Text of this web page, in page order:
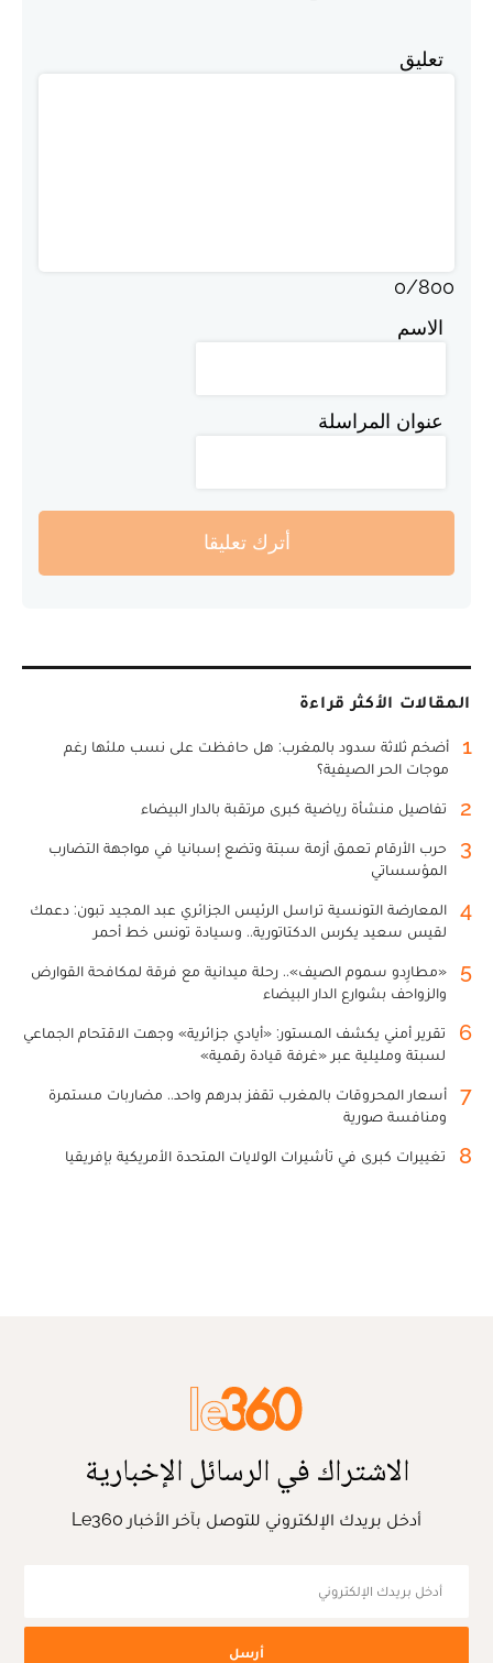
تعليق
0/800
الاسم
عنوان المراسلة
أترك تعليقا
المقالات الأكثر قراءة
1
أضخم ثلاثة سدود بالمغرب: هل حافظت على نسب ملئها رغم
موجات الحر الصيفية؟
2 تفاصيل منشأة رياضية كبرى مرتقبة بالدار البيضاء
3
حرب الأرقام تعمق أزمة سبتة وتضع إسبانيا في مواجهة التضارب
المؤسساتي
4
المعارضة التونسية تراسل الرئيس الجزائري عبد المجيد تبون: دعمك
لقيس سعيد يكرس الدكتاتورية.. وسيادة تونس خط أحمر
5
«مطارِدو سموم الصيف».. رحلة ميدانية مع فرقة لمكافحة القوارض
والزواحف بشوارع الدار البيضاء
6
تقرير أمني يكشف المستور: «أيادي جزائرية» وجهت الاقتحام الجماعي
لسبتة ومليلية عبر «غرفة قيادة رقمية»
7
أسعار المحروقات بالمغرب تقفز بدرهم واحد.. مضاربات مستمرة
ومنافسة صورية
8 تغييرات كبرى في تأشيرات الولايات المتحدة الأمريكية بإفريقيا
الاشتراك في الرسائل الإخبارية
أدخل بريدك الإلكتروني للتوصل بآخر الأخبار Le360
أرسل